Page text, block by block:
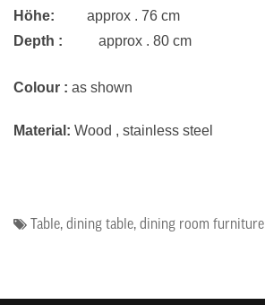
Höhe: approx . 76 cm
Depth : approx . 80 cm
Colour : as shown
Material: Wood , stainless steel
Table, dining table, dining room furniture